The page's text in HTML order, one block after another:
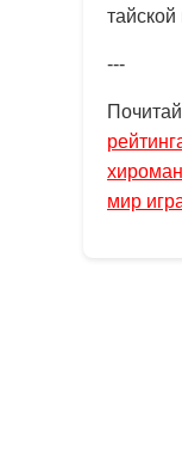
тайской
---
мир